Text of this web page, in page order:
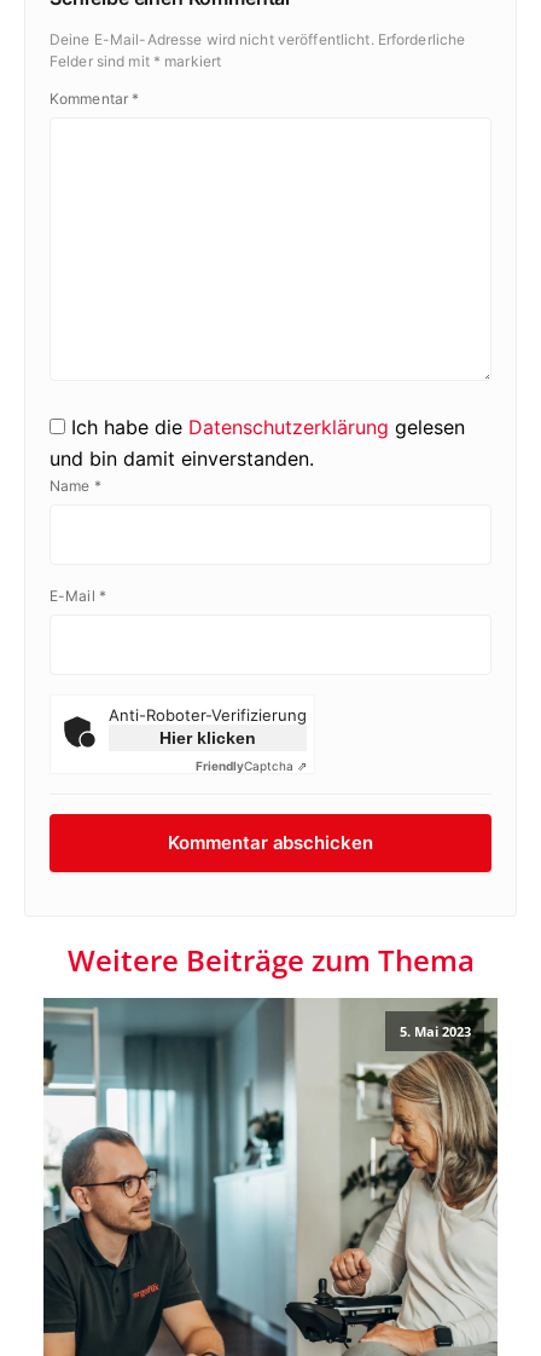
Deine E-Mail-Adresse wird nicht veröffentlicht. Erforderliche
Felder sind mit * markiert
Kommentar *
Ich habe die Datenschutzerklärung gelesen
und bin damit einverstanden.
Name *
E-Mail *
Anti-Roboter-Verifizierung
Hier klicken
FriendlyCaptcha ⇗
Weitere Beiträge zum Thema
5. Mai 2023